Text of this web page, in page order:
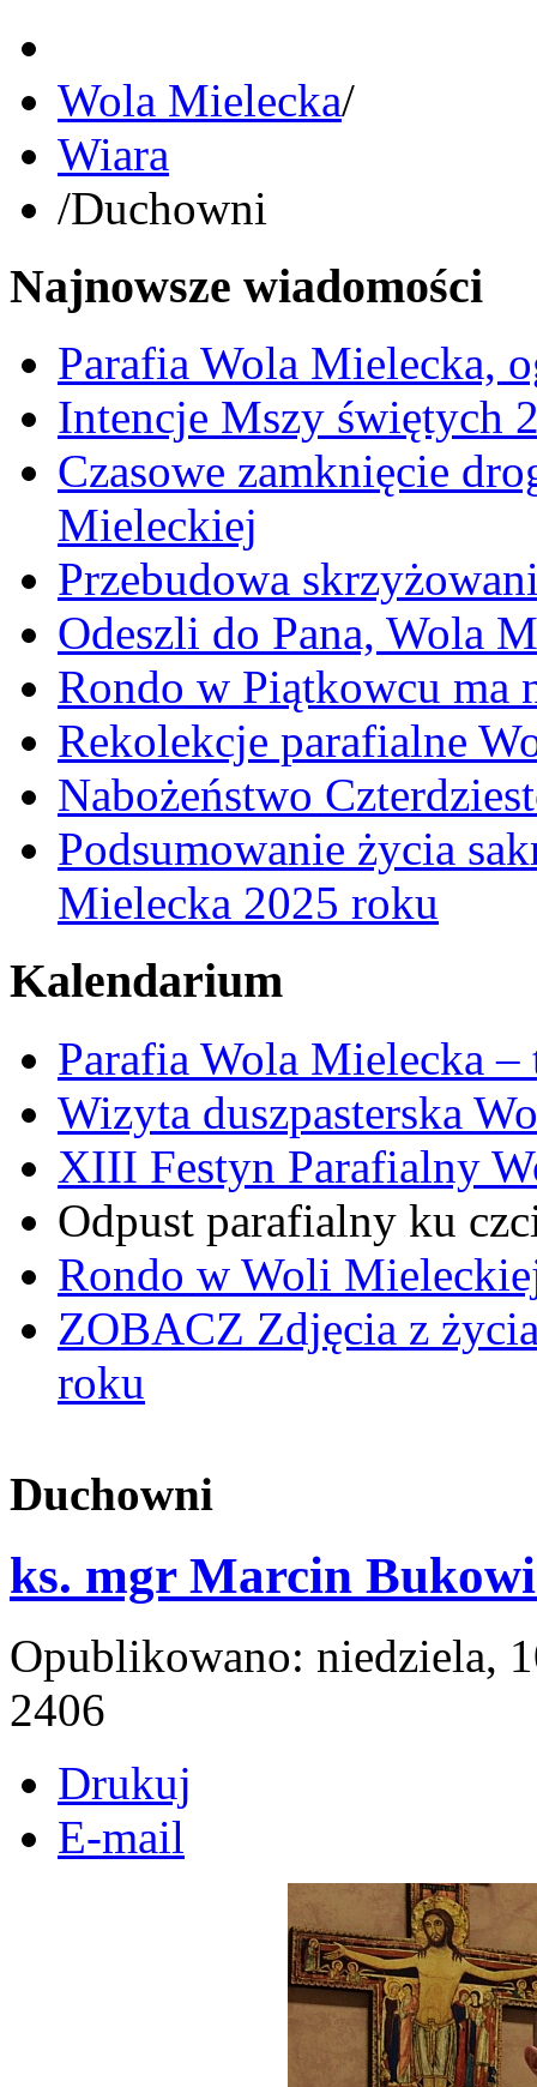
Wola Mielecka/
Wiara
/Duchowni
Najnowsze wiadomości
Parafia Wola Mielecka,
Intencje Mszy świętych
Czasowe zamknięcie
Mieleckiej
Przebudowa
Odeszli do Pana, Wola
Rondo w Piątkowcu ma
Rekolekcje parafialne
Nabożeństwo
Podsumowanie życia
Mielecka 2025 roku
Kalendarium
Parafia Wola Mielecka
Wizyta duszpasterska
XIII Festyn Parafialny
Odpust parafialny ku
Rondo w Woli
ZOBACZ Zdjęcia z
roku
Duchowni
ks. mgr Marcin
Opublikowano: niedziela,
2406
Drukuj
E-mail